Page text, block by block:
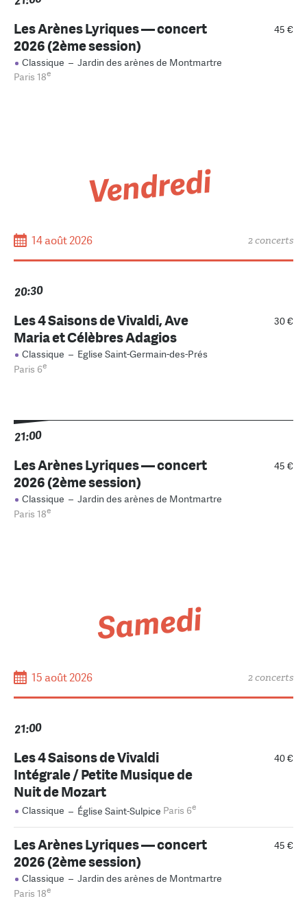
45 €
Les Arènes Lyriques — concert
2026 (2ème session)
Classique – Jardin des arènes de Montmartre
Paris 18e
Vendredi
14 août 2026 2 concerts
20:30
30 €
Les 4 Saisons de Vivaldi, Ave
Maria et Célèbres Adagios
Classique – Eglise Saint-Germain-des-Prés
Paris 6e
21:00
45 €
Les Arènes Lyriques — concert
2026 (2ème session)
Classique – Jardin des arènes de Montmartre
Paris 18e
Samedi
15 août 2026 2 concerts
21:00
40 €
Les 4 Saisons de Vivaldi
Intégrale / Petite Musique de
Nuit de Mozart
Classique – Église Saint-Sulpice Paris 6e
45 €
Les Arènes Lyriques — concert
2026 (2ème session)
Classique – Jardin des arènes de Montmartre
Paris 18e